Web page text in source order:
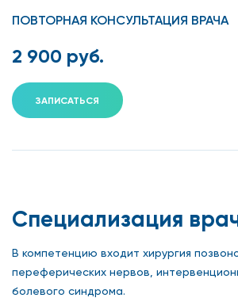
ПОВТОРНАЯ КОНСУЛЬТАЦИЯ ВРАЧА
2 900 руб.
ЗАПИСАТЬСЯ
Специализация
В компетенцию входит хирургия
переферических нервов,
болевого синдрома.